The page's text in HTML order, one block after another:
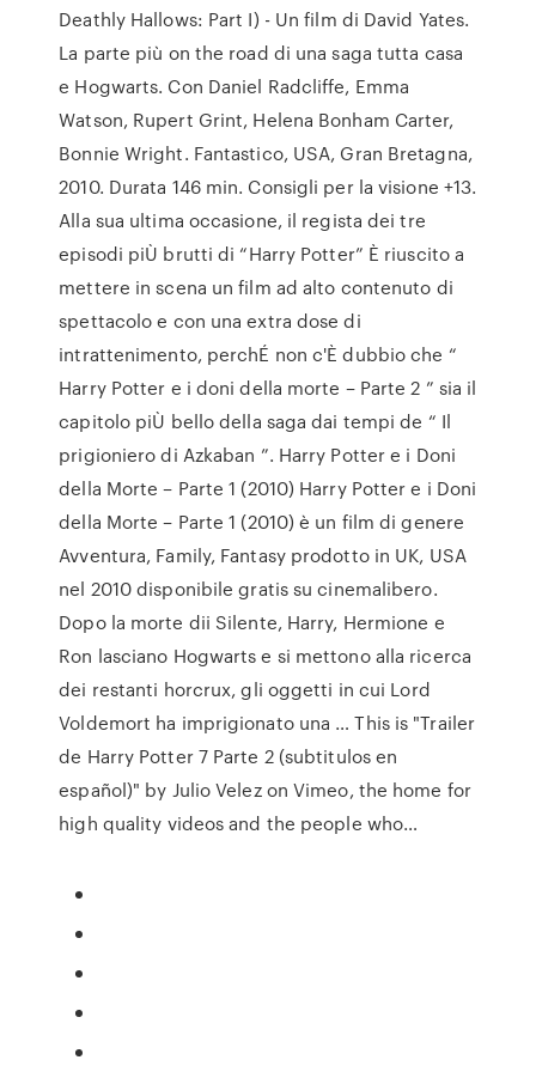
Deathly Hallows: Part I) - Un film di David Yates.
La parte più on the road di una saga tutta casa
e Hogwarts. Con Daniel Radcliffe, Emma
Watson, Rupert Grint, Helena Bonham Carter,
Bonnie Wright. Fantastico, USA, Gran Bretagna,
2010. Durata 146 min. Consigli per la visione +13.
Alla sua ultima occasione, il regista dei tre
episodi piÙ brutti di “Harry Potter” È riuscito a
mettere in scena un film ad alto contenuto di
spettacolo e con una extra dose di
intrattenimento, perchÉ non c'È dubbio che “
Harry Potter e i doni della morte – Parte 2 ” sia il
capitolo piÙ bello della saga dai tempi de “ Il
prigioniero di Azkaban ”. Harry Potter e i Doni
della Morte – Parte 1 (2010) Harry Potter e i Doni
della Morte – Parte 1 (2010) è un film di genere
Avventura, Family, Fantasy prodotto in UK, USA
nel 2010 disponibile gratis su cinemalibero.
Dopo la morte dii Silente, Harry, Hermione e
Ron lasciano Hogwarts e si mettono alla ricerca
dei restanti horcrux, gli oggetti in cui Lord
Voldemort ha imprigionato una … This is "Trailer
de Harry Potter 7 Parte 2 (subtitulos en
español)" by Julio Velez on Vimeo, the home for
high quality videos and the people who…